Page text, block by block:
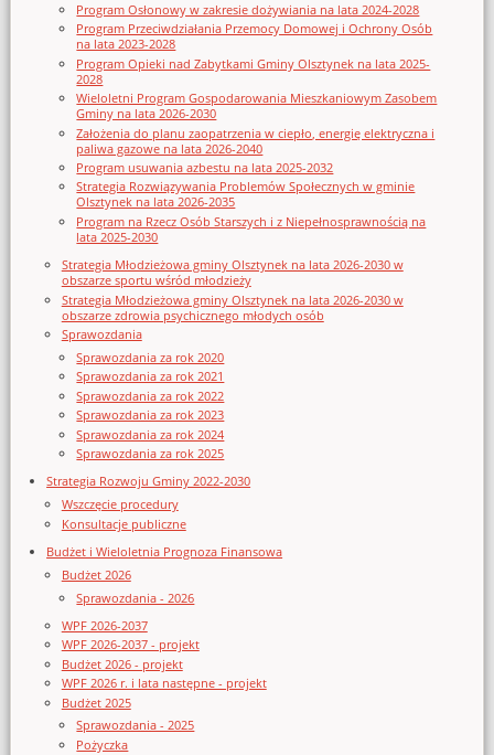
Program Osłonowy w zakresie dożywiania na lata 2024-2028
Program Przeciwdziałania Przemocy Domowej i Ochrony Osób
na lata 2023-2028
Program Opieki nad Zabytkami Gminy Olsztynek na lata 2025-
2028
Wieloletni Program Gospodarowania Mieszkaniowym Zasobem
Gminy na lata 2026-2030
Założenia do planu zaopatrzenia w ciepło, energię elektryczna i
paliwa gazowe na lata 2026-2040
Program usuwania azbestu na lata 2025-2032
Strategia Rozwiązywania Problemów Społecznych w gminie
Olsztynek na lata 2026-2035
Program na Rzecz Osób Starszych i z Niepełnosprawnością na
lata 2025-2030
Strategia Młodzieżowa gminy Olsztynek na lata 2026-2030 w
obszarze sportu wśród młodzieży
Strategia Młodzieżowa gminy Olsztynek na lata 2026-2030 w
obszarze zdrowia psychicznego młodych osób
Sprawozdania
Sprawozdania za rok 2020
Sprawozdania za rok 2021
Sprawozdania za rok 2022
Sprawozdania za rok 2023
Sprawozdania za rok 2024
Sprawozdania za rok 2025
Strategia Rozwoju Gminy 2022-2030
Wszczęcie procedury
Konsultacje publiczne
Budżet i Wieloletnia Prognoza Finansowa
Budżet 2026
Sprawozdania - 2026
WPF 2026-2037
WPF 2026-2037 - projekt
Budżet 2026 - projekt
WPF 2026 r. i lata następne - projekt
Budżet 2025
Sprawozdania - 2025
Pożyczka